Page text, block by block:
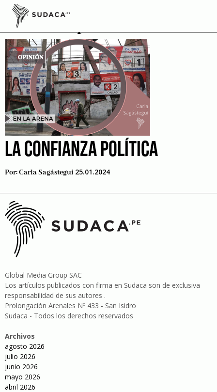
Skip
contentconfianza politica
LA CONFIANZA POLÍTICA
Por:Carla Sagástegui 25.01.2024
Global Media Group SAC
Los artículos publicados con firma en Sudaca son de exclusiva
responsabilidad de sus autores .
Prolongación Arenales Nº 433 - San Isidro
Sudaca - Todos los derechos reservados
Archivos
agosto 2026
julio 2026
junio 2026
mayo 2026
abril 2026